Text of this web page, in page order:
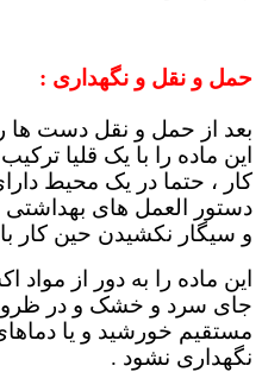
حمل و نقل و نگهداری :
بعد از حمل و نقل دست ها
این ماده را با یک قلیا
کار ، حتما در یک محیط
دستور العمل های بهداشتی
و سیگار نکشیدن حین کار
این ماده را به دور از مواد
جای سرد و خشک و در ظروف
مستقیم خورشید و یا
نگهداری نشود .